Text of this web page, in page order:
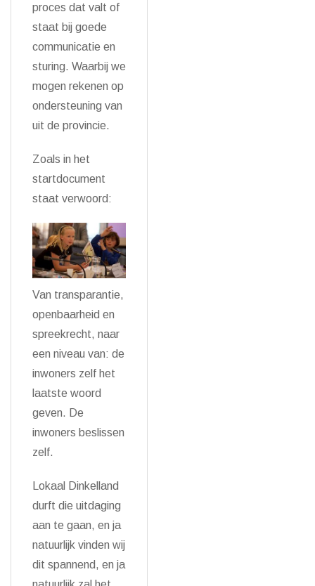
proces dat valt of
staat bij goede
communicatie en
sturing. Waarbij we
mogen rekenen op
ondersteuning van
uit de provincie.
Zoals in het
startdocument
staat verwoord:
Van transparantie,
openbaarheid en
spreekrecht, naar
een niveau van: de
inwoners zelf het
laatste woord
geven. De
inwoners beslissen
zelf.
Lokaal Dinkelland
durft die uitdaging
aan te gaan, en ja
natuurlijk vinden wij
dit spannend, en ja